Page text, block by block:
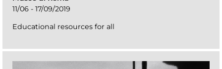
11/06 - 17/09/2019
Educational resources for all